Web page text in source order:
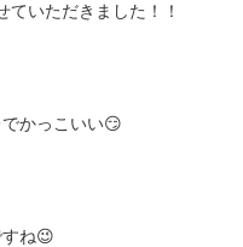
いただきました！！
かっこいい😏
ね😉